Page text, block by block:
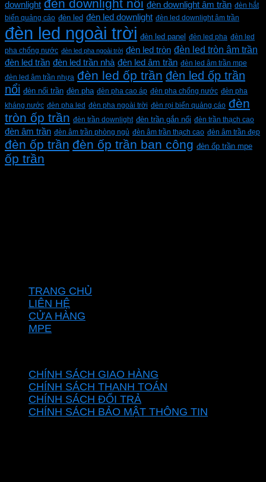
downlight đèn downlight nổi đèn downlight âm trần đèn hắt
biển quảng cáo đèn led đèn led downlight đèn led downlight âm trần
đèn led ngoài trời đèn led panel đèn led pha đèn led
pha chống nước đèn led pha ngoài trời đèn led tròn đèn led tròn âm trần
đèn led trần đèn led trần nhà đèn led âm trần đèn led âm trần mpe
đèn led âm trần nhựa đèn led ốp trần đèn led ốp trần
nổi đèn nổi trần đèn pha đèn pha cao áp đèn pha chống nước đèn pha
kháng nước đèn pha led đèn pha ngoài trời đèn rọi biển quảng cáo đèn
tròn ốp trần đèn trần downlight đèn trần gắn nổi đèn trần thạch cao
đèn âm trần đèn âm trần phòng ngủ đèn âm trần thạch cao đèn âm trần đẹp
đèn ốp trần đèn ốp trần ban công đèn ốp trần mpe
ốp trần
TRANG CHỦ
LIÊN HỆ
CỬA HÀNG
MPE
CHÍNH SÁCH GIAO HÀNG
CHÍNH SÁCH THANH TOÁN
CHÍNH SÁCH ĐỔI TRẢ
CHÍNH SÁCH BẢO MẬT THÔNG TIN